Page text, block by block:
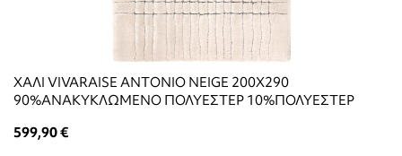
ΧΑΛΙ VIVARAISE ANTONIO NEIGE 200X290
90%ΑΝΑΚΥΚΛΩΜΕΝΟ ΠΟΛΥΕΣΤΕΡ 10%ΠΟΛΥΕΣΤΕΡ
599,90 €